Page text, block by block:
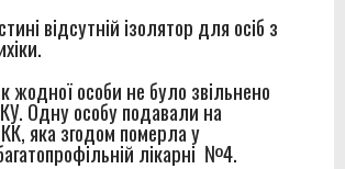
відсутній ізолятор для осіб з
жодної особи не було звільнено
Одну особу подавали на
яка згодом померла у
лікарні №4.